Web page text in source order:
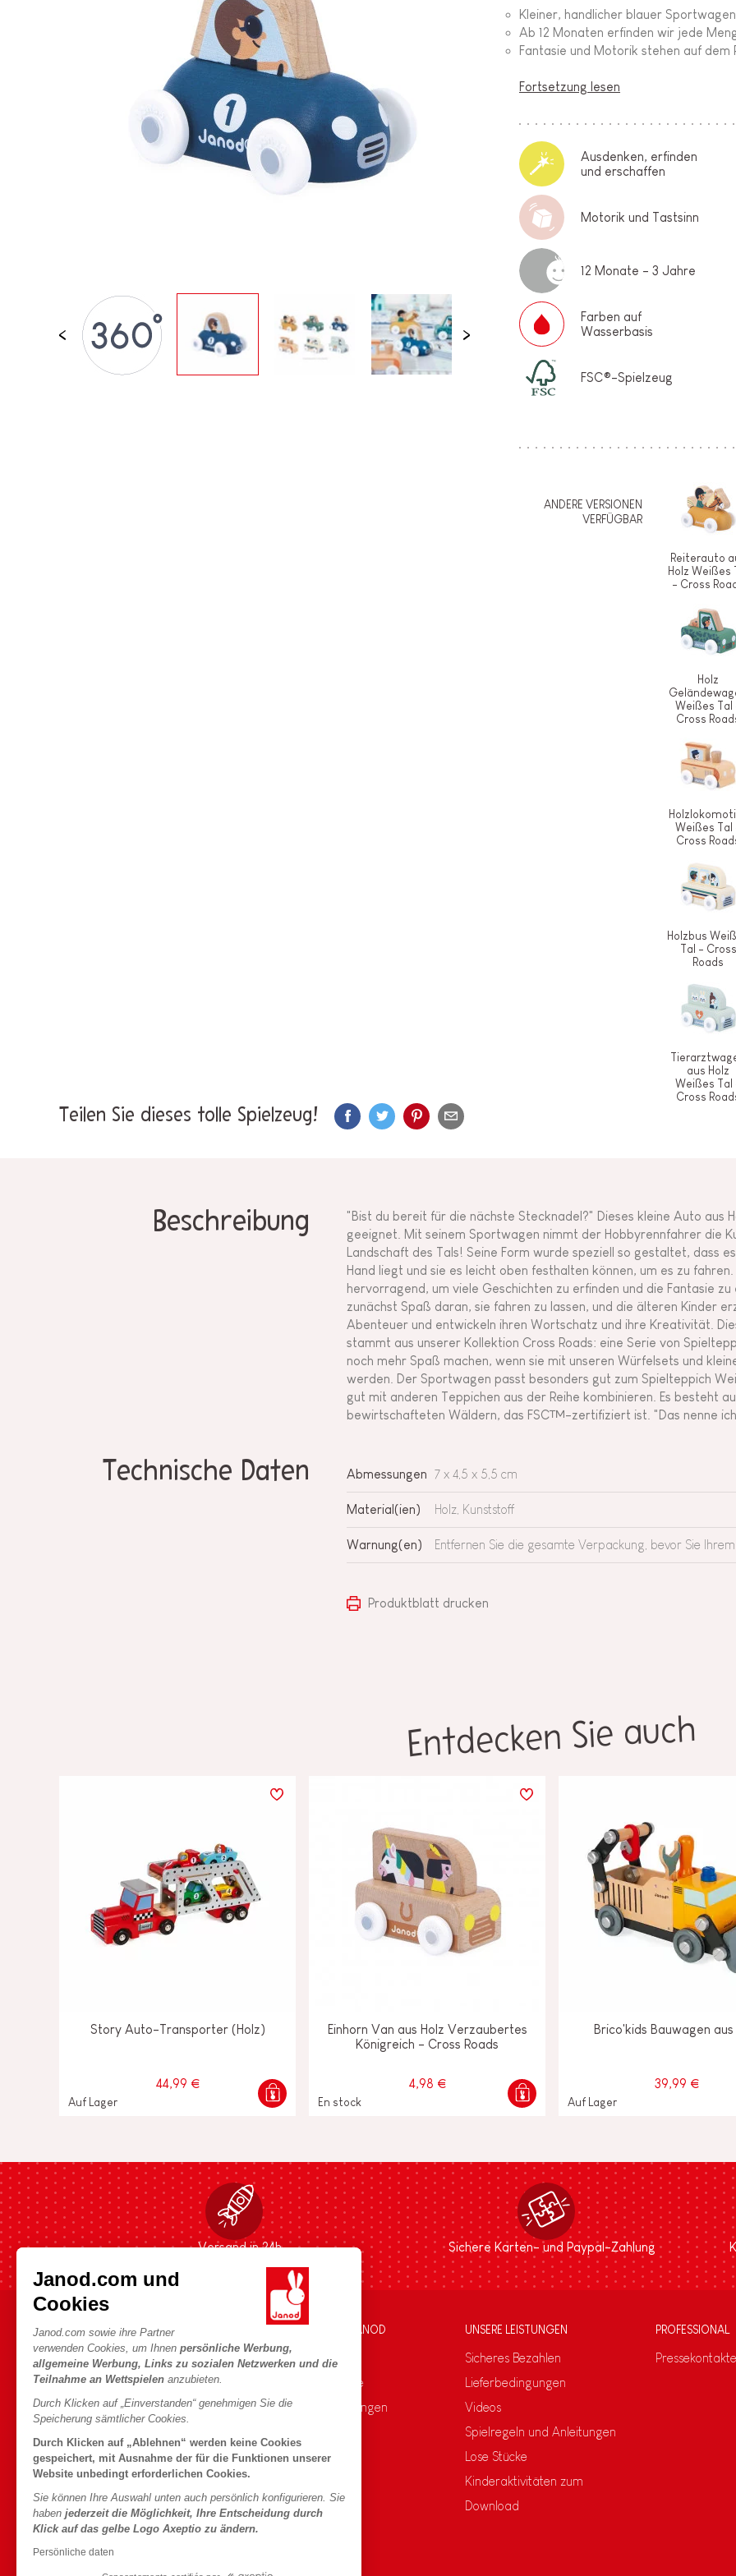
Janod.com und
Cookies
Janod.com sowie ihre Partner
verwenden Cookies, um Ihnen persönliche Werbung,
allgemeine Werbung, Links zu sozialen Netzwerken und die
Teilnahme an Wettspielen anzubieten.
Durch Klicken auf „Einverstanden“ genehmigen Sie die
Speicherung sämtlicher Cookies.
Durch Klicken auf „Ablehnen“ werden keine Cookies
gespeichert, mit Ausnahme der für die Funktionen unserer
Website unbedingt erforderlichen Cookies.
Sie können Ihre Auswahl unten auch persönlich konfigurieren. Sie
haben jederzeit die Möglichkeit, Ihre Entscheidung durch
Klick auf das gelbe Logo Axeptio zu ändern.
Persönliche daten
BABY &
KLEINKINDSPIELZEUG
ROLLENSPIEL
SPIELWELTEN
OUTDOOR
LOSE STÜCKE
Kleiner, handlicher blauer Sportwagen
Ab 12 Monaten erfinden wir jede
Fantasie und Motorik stehen auf dem
Fortsetzung lesen
Ausdenken, erfinden
und erschaffen
Motorik und Tastsinn
12 Monate - 3 Jahre
Farben auf
Wasserbasis
FSC®-Spielzeug
ANDERE VERSIONEN
VERFÜGBAR
Reiterauto
Holz Weißes
- Cross
Holz
Weißes Tal
Cross
Weißes Tal
Cross
Holzbus
Tal - Cross
Roads
aus Holz
Weißes Tal
Cross
Teilen Sie dieses tolle Spielzeug!
Beschreibung
"Bist du bereit für die nächste Stecknadel?" Dieses kleine Auto aus
geeignet. Mit seinem Sportwagen nimmt der Hobbyrennfahrer die
Landschaft des Tals! Seine Form wurde speziell so gestaltet, dass
Hand liegt und sie es leicht oben festhalten können, um es zu
hervorragend, um viele Geschichten zu erfinden und die Fantasie
zunächst Spaß daran, sie fahren zu lassen, und die älteren Kinder
Abenteuer und entwickeln ihren Wortschatz und ihre Kreativität.
stammt aus unserer Kollektion Cross Roads: eine Serie von
noch mehr Spaß machen, wenn sie mit unseren Würfelsets und
werden. Der Sportwagen passt besonders gut zum Spielteppich
gut mit anderen Teppichen aus der Reihe kombinieren. Es besteht
bewirtschafteten Wäldern, das FSC™-zertifiziert ist. "Das nenne
Technische Daten Abmessungen 7 x 4,5 x 5,5 cm
Material(ien) Holz, Kunststoff
Warnung(en) Entfernen Sie die gesamte Verpackung, bevor Sie
Produktblatt drucken
Entdecken Sie auch
Story Auto-Transporter (Holz)
44,99 €
Auf Lager
Einhorn Van aus Holz Verzaubertes
Königreich - Cross Roads
4,98 €
En stock
Brico'kids Bauwagen aus
39,99 €
Auf Lager
Versand in 24h Sichere Karten- und Paypal-Zahlung
HILFE & INFORMATIONEN
Verkaufsbedingungen
FAQ
Kontakt
Produktrückruf
Persönliche daten
Cookies
Bedingungen für Angebote
Nutzungsbedingungen
DIE WELT VON JANOD
Die Geschichte
Unsere Expertise
CSR-Verpflichtungen
UNSERE LEISTUNGEN
Sicheres Bezahlen
Lieferbedingungen
Videos
Spielregeln und Anleitungen
Lose Stücke
Kinderaktivitäten zum
Download
PROFESSIONAL
Pressekontakte